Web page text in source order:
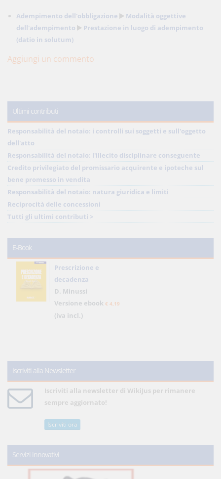
Adempimento dell'obbligazione
Modalità oggettive
dell'adempimento
Prestazione in luogo di adempimento
(datio in solutum)
Aggiungi un commento
Ultimi contributi
Responsabilità del notaio: i controlli sui soggetti e sull'oggetto
dell'atto
Responsabilità del notaio: l'illecito disciplinare conseguente
Credito privilegiato del promissario acquirente e ipoteche sul
bene promesso in vendita
Responsabilità del notaio: natura giuridica e limiti
Reciprocità delle concessioni
Tutti gli ultimi contributi >
E-Book
Prescrizione e
decadenza
D. Minussi
Versione ebook € 4,19
(iva incl.)
Iscriviti alla Newsletter
Iscriviti alla newsletter di WikiJus per rimanere
sempre aggiornato!
Iscriviti ora
Servizi innovativi